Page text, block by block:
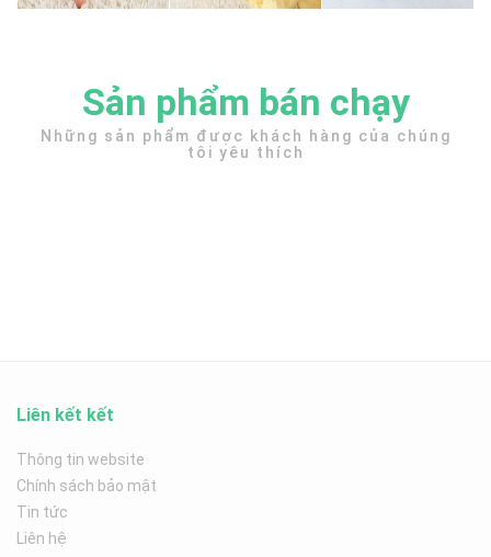
Sản phẩm bán chạy
Những sản phẩm được khách hàng của chúng
tôi yêu thích
Liên kết kết
Thông tin website
Chính sách bảo mật
Tin tức
Liên hệ